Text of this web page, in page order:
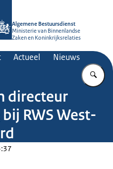
Algemene Bestuursdienst
Ministerie van Binnenlandse
Zaken en Koninkrijksrelaties
Actueel Nieuws
directeur
RWS West-